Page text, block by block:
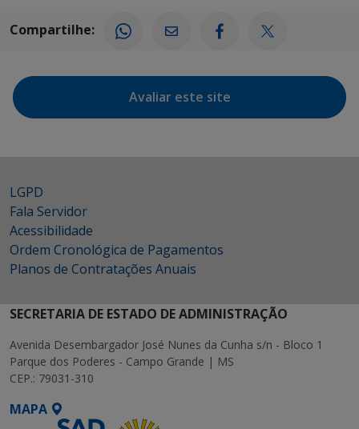
Compartilhe:
Avaliar este site
LGPD
Fala Servidor
Acessibilidade
Ordem Cronológica de Pagamentos
Planos de Contratações Anuais
SECRETARIA DE ESTADO DE ADMINISTRAÇÃO
Avenida Desembargador José Nunes da Cunha s/n - Bloco 1
Parque dos Poderes - Campo Grande | MS
CEP.: 79031-310
MAPA